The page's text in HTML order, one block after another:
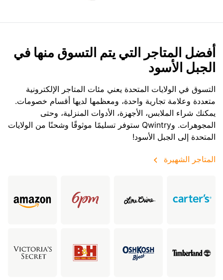
أفضل المتاجر التي يتم التسوق منها في
الجبل الأسود
التسوق في الولايات المتحدة يعني مئات المتاجر الإلكترونية
متعددة وعلامة تجارية واحدة، ومعظمها لديها أقسام خصومات.
يمكنك شراء الملابس، الأجهزة، الأدوات المنزلية، وحتى
المجوهرات. وQwintry ستوفر تسليمًا موثوقًا وشحنًا من الولايات
المتحدة إلى الجبل الأسود!
المتاجر الشهيرة